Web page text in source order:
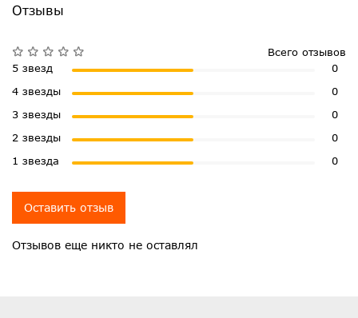
Отзывы
Отзывов еще никто не оставлял
Всего отзывов
5 звезд
0
4 звезды
0
3 звезды
0
2 звезды
0
1 звезда
0
Оставить отзыв